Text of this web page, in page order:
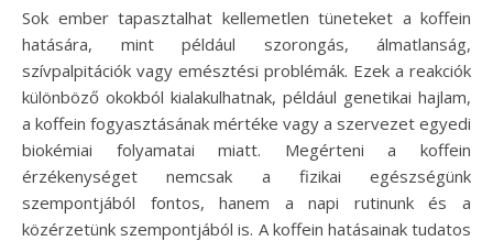
Sok ember tapasztalhat kellemetlen tüneteket a koffein
hatására, mint például szorongás, álmatlanság,
szívpalpitációk vagy emésztési problémák. Ezek a reakciók
különböző okokból kialakulhatnak, például genetikai hajlam,
a koffein fogyasztásának mértéke vagy a szervezet egyedi
biokémiai folyamatai miatt. Megérteni a koffein
érzékenységet nemcsak a fizikai egészségünk
szempontjából fontos, hanem a napi rutinunk és a
közérzetünk szempontjából is. A koffein hatásainak tudatos